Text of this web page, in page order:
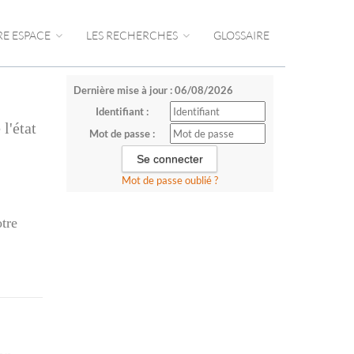
ESPACE LES RECHERCHES GLOSSAIRE
Dernière mise à jour : 06/08/2026
Identifiant :
Mot de passe :
Mot de passe oublié ?
l'état